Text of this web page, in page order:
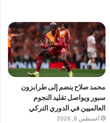
محمد صلاح ينضم إلى طرابزون
سبور ويواصل تقليد النجوم
العالميين في الدوري التركي
أغسطس 6, 2026